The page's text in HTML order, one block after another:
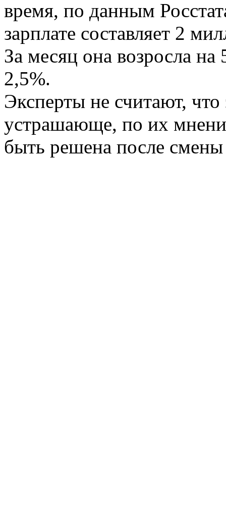
время, по данным
зарплате составляет 2
За месяц она возросла
2,5%.
Эксперты не считают, что
устрашающе, по их
быть решена после